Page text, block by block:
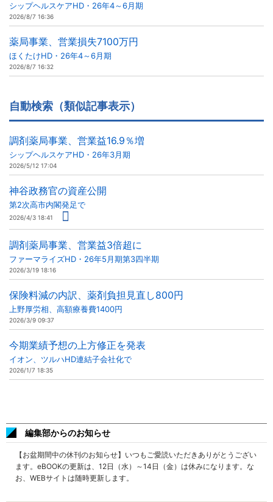
シップヘルスケアHD・26年4～6月期
2026/8/7 16:36
薬局事業、営業損失7100万円
ほくたけHD・26年4～6月期
2026/8/7 16:32
自動検索（類似記事表示）
調剤薬局事業、営業益16.9％増
シップヘルスケアHD・26年3月期
2026/5/12 17:04
神谷政務官の資産公開
第2次高市内閣発足で
2026/4/3 18:41
調剤薬局事業、営業益3倍超に
ファーマライズHD・26年5月期第3四半期
2026/3/19 18:16
保険料減の内訳、薬剤負担見直し800円
上野厚労相、高額療養費1400円
2026/3/9 09:37
今期業績予想の上方修正を発表
イオン、ツルハHD連結子会社化で
2026/1/7 18:35
編集部からのお知らせ
【お盆期間中の休刊のお知らせ】いつもご愛読いただきありがとうござい
ます。eBOOKの更新は、12日（水）～14日（金）は休みになります。な
お、WEBサイトは随時更新します。